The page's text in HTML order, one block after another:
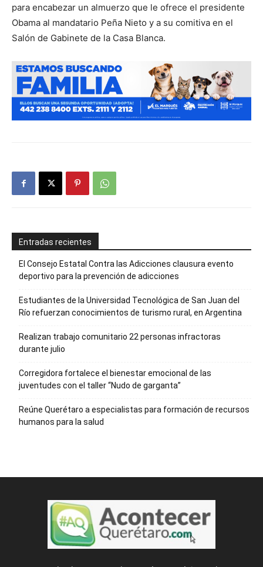
para encabezar un almuerzo que le ofrece el presidente
Obama al mandatario Peña Nieto y a su comitiva en el
Salón de Gabinete de la Casa Blanca.
Entradas recientes
El Consejo Estatal Contra las Adicciones clausura evento
deportivo para la prevención de adicciones
Estudiantes de la Universidad Tecnológica de San Juan del
Río refuerzan conocimientos de turismo rural, en Argentina
Realizan trabajo comunitario 22 personas infractoras
durante julio
Corregidora fortalece el bienestar emocional de las
juventudes con el taller ‘‘Nudo de garganta’’
Reúne Querétaro a especialistas para formación de recursos
humanos para la salud